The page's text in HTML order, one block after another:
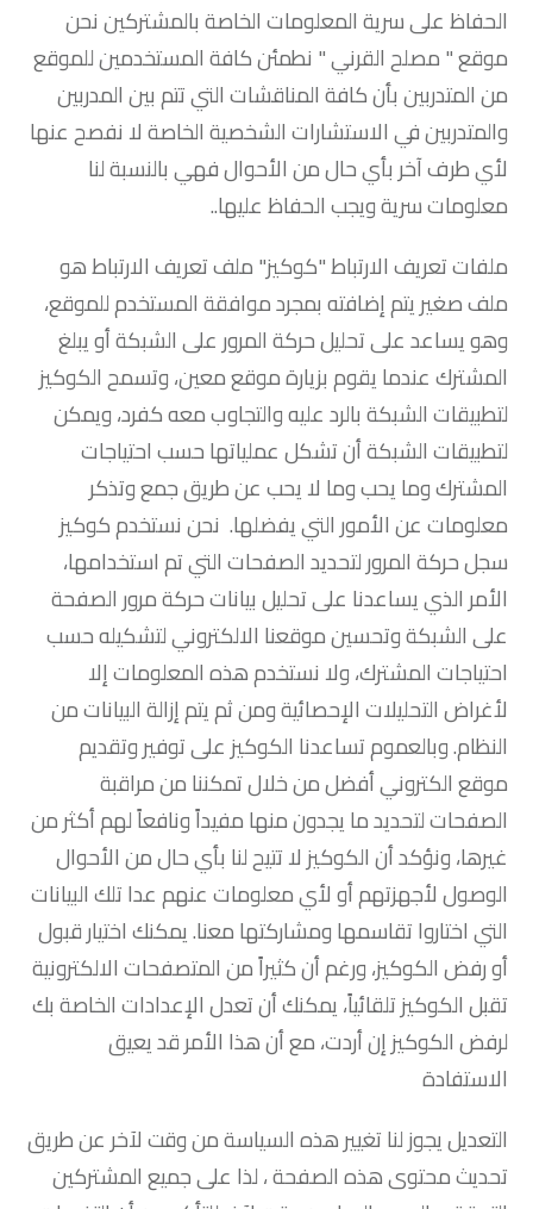
الحفاظ على سرية المعلومات الخاصة بالمشتركين نحن
موقع "مصلح القرني" نطمئن كافة المستخدمين للموقع
من المتدربين بأن كافة المناقشات التي تتم بين المدربين
والمتدربين في الاستشارات الشخصية الخاصة لا نفصح عنها
لأي طرف آخر بأي حال من الأحوال فهي بالنسبة لنا
معلومات سرية ويجب الحفاظ عليها..
ملفات تعريف الارتباط "كوكيز" ملف تعريف الارتباط هو
ملف صغير يتم إضافته بمجرد موافقة المستخدم للموقع،
وهو يساعد على تحليل حركة المرور على الشبكة أو يبلغ
المشترك عندما يقوم بزيارة موقع معين، وتسمح الكوكيز
لتطبيقات الشبكة بالرد عليه والتجاوب معه كفرد، ويمكن
لتطبيقات الشبكة أن تشكل عملياتها حسب احتياجات
المشترك وما يحب وما لا يحب عن طريق جمع وتذكر
معلومات عن الأمور التي يفضلها. نحن نستخدم كوكيز
سجل حركة المرور لتحديد الصفحات التي تم استخدامها،
الأمر الذي يساعدنا على تحليل بيانات حركة مرور الصفحة
على الشبكة وتحسين موقعنا الالكتروني لتشكيله حسب
احتياجات المشترك، ولا نستخدم هذه المعلومات إلا
لأغراض التحليلات الإحصائية ومن ثم يتم إزالة البيانات من
النظام. وبالعموم تساعدنا الكوكيز على توفير وتقديم
موقع الكتروني أفضل من خلال تمكننا من مراقبة
الصفحات لتحديد ما يجدون منها مفيداً ونافعاً لهم أكثر من
غيرها، ونؤكد أن الكوكيز لا تتيح لنا بأي حال من الأحوال
الوصول لأجهزتهم أو لأي معلومات عنهم عدا تلك البيانات
التي اختاروا تقاسمها ومشاركتها معنا. يمكنك اختيار قبول
أو رفض الكوكيز، ورغم أن كثيراً من المتصفحات الالكترونية
تقبل الكوكيز تلقائياً، يمكنك أن تعدل الإعدادات الخاصة بك
لرفض الكوكيز إن أردت، مع أن هذا الأمر قد يعيق
الاستفادة
التعديل يجوز لنا تغيير هذه السياسة من وقت لآخر عن طريق
تحديث محتوى هذه الصفحة ، لذا على جميع المشتركين